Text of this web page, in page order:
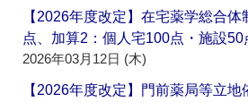
【2026年度改定】在宅薬学総合
点、加算2：個人宅100点・施設
2026年03月12日 (木)
【2026年度改定】門前薬局等立